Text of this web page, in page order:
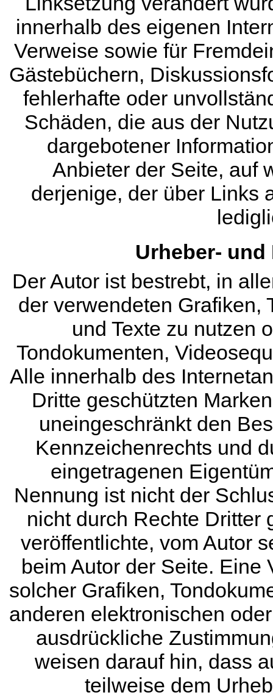
innerhalb des eigenen
Verweise sowie für
Gästebüchern,
fehlerhafte oder
Schäden, die aus der
dargebotener
Anbieter der Seite, auf
derjenige, der über Links
Urheber-
Der Autor ist bestrebt, in
der verwendeten Grafiken,
und Texte zu nutzen
Tondokumenten,
Alle innerhalb des
Dritte geschützten
uneingeschränkt den
Kennzeichenrechts und
eingetragenen
Nennung ist nicht der
nicht durch Rechte Dritter
veröffentlichte, vom Autor
beim Autor der Seite. Eine
solcher Grafiken,
anderen elektronischen
ausdrückliche
weisen darauf hin, dass
teilweise dem